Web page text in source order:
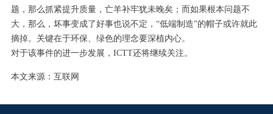
题，那么抓紧提升质量，亡羊补牢犹未晚矣；而如果根本问题不
大，那么，坏事变成了好事也说不定，“低端制造”的帽子或许就此
摘掉。关键在于环保、绿色的理念要深植内心。
对于该事件的进一步发展，ICTT还将继续关注。
本文来源：互联网